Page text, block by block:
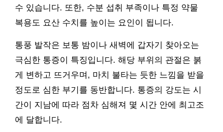
수 있습니다. 또한, 수분 섭취 부족이나 특정 약물
복용도 요산 수치를 높이는 요인이 됩니다.
통풍 발작은 보통 밤이나 새벽에 갑자기 찾아오는
극심한 통증이 특징입니다. 해당 부위의 관절은 붉
게 변하고 뜨거우며, 마치 불타는 듯한 느낌을 받을
정도로 심한 부기를 동반합니다. 통증의 강도는 시
간이 지남에 따라 점차 심해져 몇 시간 안에 최고조
에 달합니다.